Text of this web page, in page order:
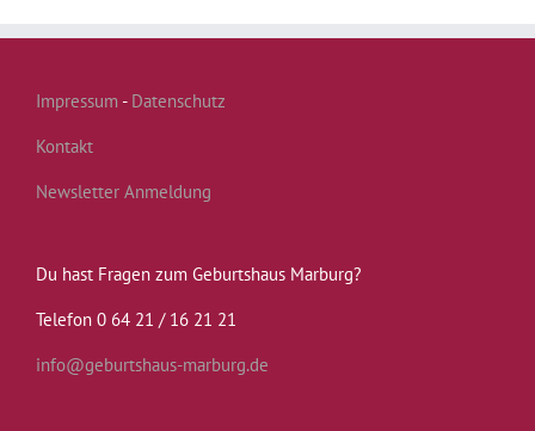
Impressum - Datenschutz
Kontakt
Newsletter Anmeldung
Du hast Fragen zum Geburtshaus Marburg?
Telefon 0 64 21 / 16 21 21
info@geburtshaus-marburg.de